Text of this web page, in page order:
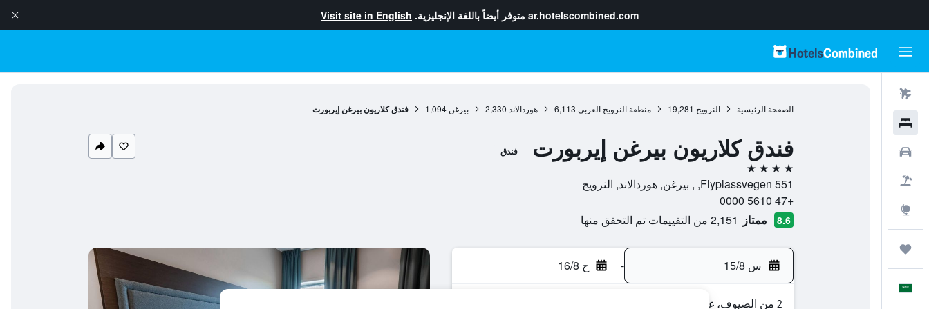
ar.hotelscombined.com متوفر أيضاً باللغة الإنجليزية. Visit site in English
الصفحة الرئيسية النرويج 19,281 منطقة النرويج الغربي 6,113 هوردالاند 2,330 بيرغن 1,094 فندق كلاريون بيرغن إيربورت
فندق كلاريون بيرغن إيربورت فندق
4 نجوم
Flyplassvegen 551, , بيرغن, هوردالاند, النرويج
+47 5610 0000
8.6 ممتاز 2,151 من التقييمات تم التحقق منها
س 15/8 - ح 16/8
2 من الضيوف، غرفة واحدة